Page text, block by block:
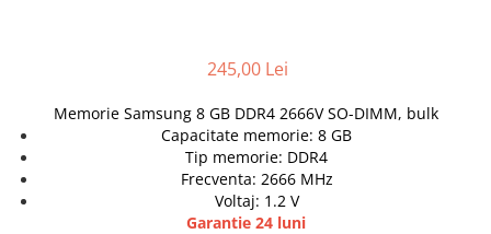
Calculatoare All-in-One NOI
All-in-One REFURBISHED
Calculatoare All-in-One RENEW
Componente All-in-One
245,00 Lei
Memorie Samsung 8 GB DDR4 2666V SO-DIMM, bulk
Capacitate memorie: 8 GB
Tip memorie: DDR4
Frecventa: 2666 MHz
Voltaj: 1.2 V
Garantie 24 luni